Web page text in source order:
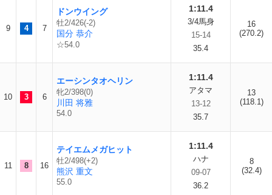
9 4 7
ドンウイング
牡2/426(-2)
国分 恭介
☆54.0
1:11.4
3/4馬身
15-14
35.4
16
(270.2)
10 3 6
エーシンタオヘリン
牝2/398(0)
川田 将雅
54.0
1:11.4
アタマ
13-12
35.7
13
(118.1)
11 8 16
テイエムメガヒット
牡2/498(+2)
熊沢 重文
55.0
1:11.4
ハナ
09-07
36.2
8
(32.4)